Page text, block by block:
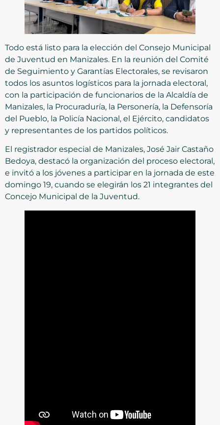
Todo está listo para la elección del Consejo Municipal
de Juventud en Manizales. En la reunión del Comité
de Seguimiento y Garantías Electorales, se revisaron
todos los asuntos logísticos para la jornada electoral,
con la participación de funcionarios de la Alcaldía de
Manizales, la Procuraduría, la Personería, la Defensoría
del Pueblo, la Policía Nacional, el Ejército, candidatos
y representantes de los partidos políticos.
El registrador especial de Manizales, José Jair Castaño
Bedoya, destacó la organización del proceso electoral,
e invitó a los jóvenes a participar en la jornada de este
domingo 19, cuando se elegirán los 21 integrantes del
Concejo Municipal de la Juventud.